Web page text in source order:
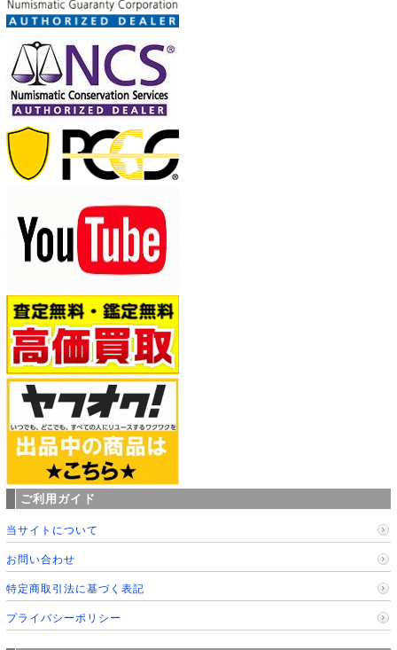
ご利用ガイド
当サイトについて
お問い合わせ
特定商取引法に基づく表記
プライバシーポリシー